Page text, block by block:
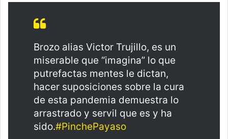
Brozo alias Victor Trujillo, es un
miserable que “imagina” lo que
putrefactas mentes le dictan,
hacer suposiciones sobre la cura
de esta pandemia demuestra lo
arrastrado y servil que es y ha
sido.#PinchePayaso